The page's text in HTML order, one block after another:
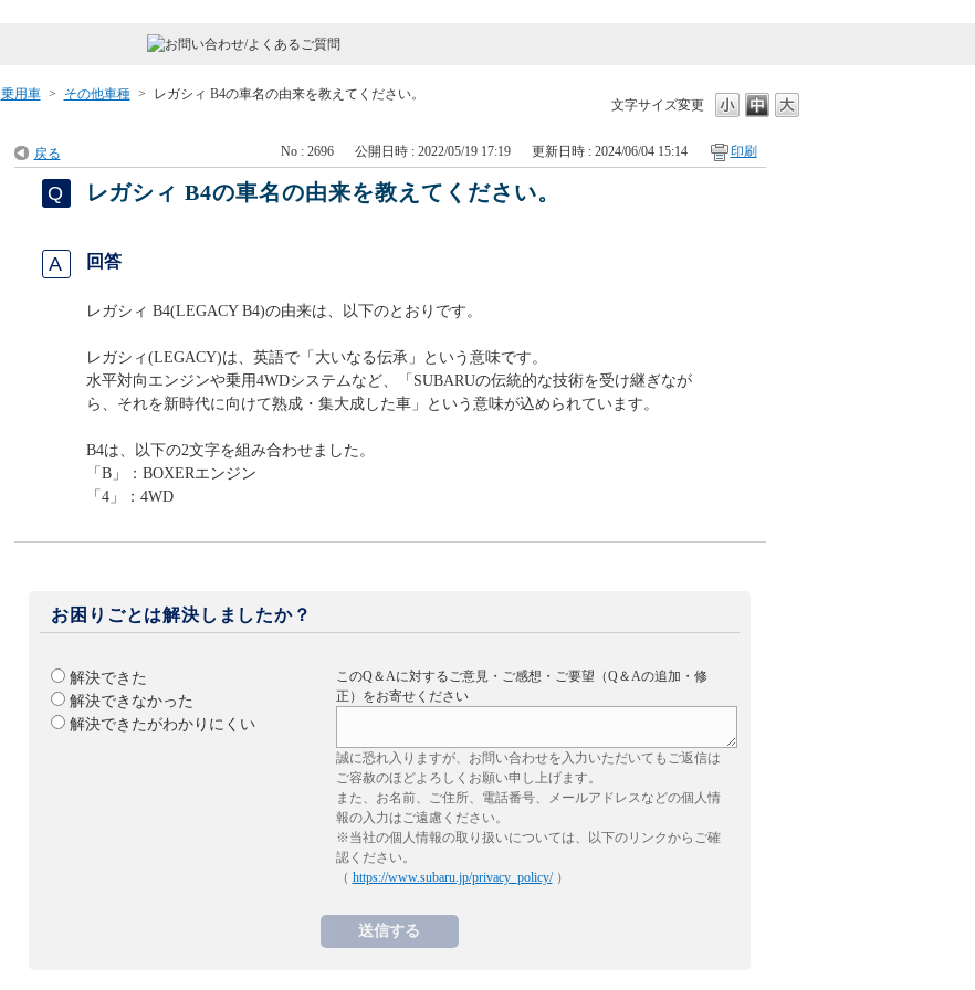
文字サイズ変更
乗用車 > その他車種 > レガシィ B4の車名の由来を教えてください。
戻る No : 2696 公開日時 : 2022/05/19 17:19 更新日時 : 2024/06/04 15:14 印刷
レガシィ B4の車名の由来を教えてください。
回答
レガシィ B4(LEGACY B4)の由来は、以下のとおりです。
レガシィ(LEGACY)は、英語で「大いなる伝承」という意味です。
水平対向エンジンや乗用4WDシステムなど、「SUBARUの伝統的な技術を受け継ぎなが
ら、それを新時代に向けて熟成・集大成した車」という意味が込められています。
B4は、以下の2文字を組み合わせました。
「B」：BOXERエンジン
「4」：4WD
お困りごとは解決しましたか？
解決できた
解決できなかった
解決できたがわかりにくい
このQ＆Aに対するご意見・ご感想・ご要望（Q＆Aの追加・修
正）をお寄せください
誠に恐れ入りますが、お問い合わせを入力いただいてもご返信は
ご容赦のほどよろしくお願い申し上げます。
また、お名前、ご住所、電話番号、メールアドレスなどの個人情
報の入力はご遠慮ください。
※当社の個人情報の取り扱いについては、以下のリンクからご確
認ください。
（ https://www.subaru.jp/privacy_policy/）